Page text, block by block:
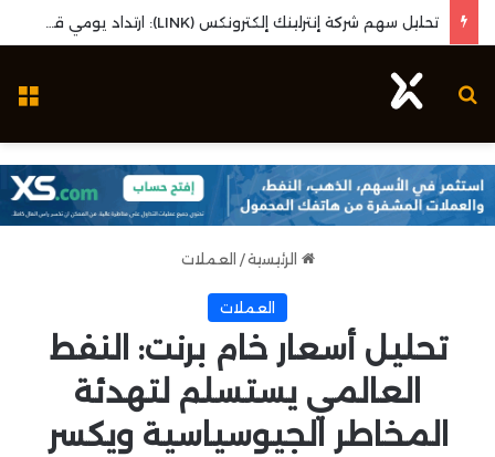
بحث عن
الرئيسية / العملات
العملات
تحليل أسعار خام برنت: النفط
العالمي يستسلم لتهدئة
المخاطر الجيوسياسية ويكسر